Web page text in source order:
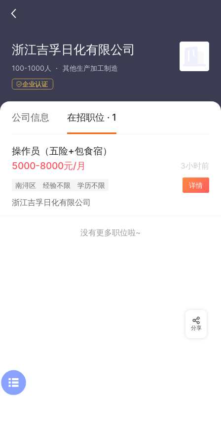
浙江吉孚日化有限公司
100-1000人 其他生产加工制造
企业认证
公司信息 在招职位 · 1
操作员（五险+包食宿）
5000-8000元/月
3小时前
南浔区 经验不限 学历不限 详情
浙江吉孚日化有限公司
没有更多职位啦~
分享